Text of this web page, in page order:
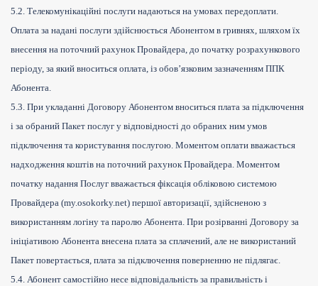
5.2. Телекомунікаційні послуги надаються на умовах передоплати.
Оплата за надані послуги здійснюється Абонентом в гривнях, шляхом їх
внесення на поточний рахунок Провайдера, до початку розрахункового
періоду, за який вноситься оплата, із обов’язковим зазначенням ППК
Абонента.
5.3. При укладанні Договору Абонентом вноситься плата за підключення
і за обраний Пакет послуг у відповідності до обраних ним умов
підключення та користування послугою. Моментом оплати вважається
надходження коштів на поточний рахунок Провайдера. Моментом
початку надання Послуг вважається фіксація обліковою системою
Провайдера (my.osokorky.net) першої авторизації, здійсненою з
використанням логіну та паролю Абонента. При розірванні Договору за
ініціативою Абонента внесена плата за сплачений, але не використаний
Пакет повертається, плата за підключення поверненню не підлягає.
5.4. Абонент самостійно несе відповідальність за правильність і